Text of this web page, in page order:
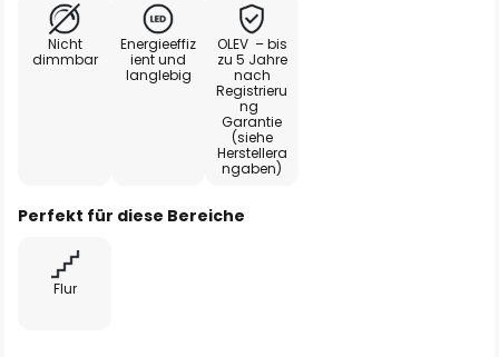
Nicht
dimmbar
Energieeffiz
ient und
langlebig
OLEV – bis
zu 5 Jahre
nach
Registrieru
ng
Garantie
(siehe
Herstellera
ngaben)
Perfekt für diese Bereiche
Flur